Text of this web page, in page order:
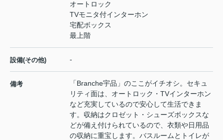
オートロック
TVモニタ付インターホン
宅配ボックス
最上階
設備(その他) -
備考
「Branche宇品」のここがイチオシ。セキュ
リティ面は、オートロック・TVインターホン
など充実しているので安心して生活できま
す。収納はクロゼット・シューズボックスな
どが備え付けられているので、衣類や日用品
の収納に重宝します。バスルームとトイレが